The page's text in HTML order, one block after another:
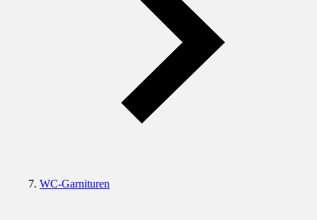
WC-Garnituren